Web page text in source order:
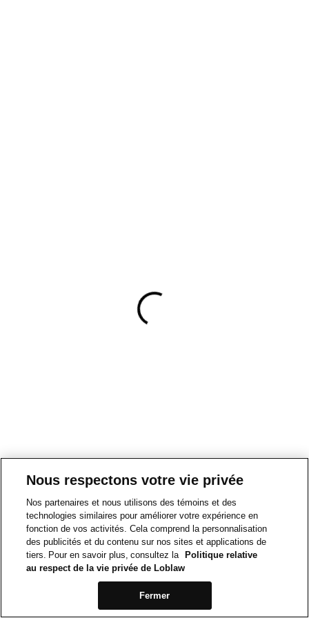
Nous respectons votre vie privée
Nos partenaires et nous utilisons des témoins et des
technologies similaires pour améliorer votre expérience en
fonction de vos activités. Cela comprend la personnalisation
des publicités et du contenu sur nos sites et applications de
tiers. Pour en savoir plus, consultez la
Politique relative
au respect de la vie privée de Loblaw
Fermer